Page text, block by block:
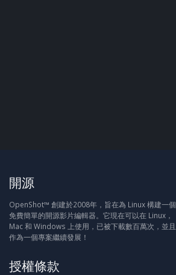
開源
OpenShot™ 創建於2008年，旨在為 Linux 構建一個
免費簡單的開源影片編輯器。它現在可以在 Linux，
Mac 和 Windows 上使用，已被下載數百萬次，並且
作為一個專案繼續發展！
授權條款